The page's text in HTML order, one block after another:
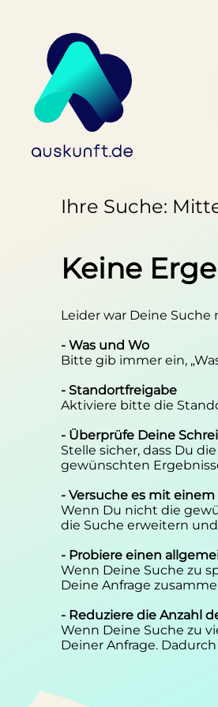
Ihre Suche:
Keine
Leider war Deine
- Was und Wo
Bitte gib immer ein,
- Standortfreigabe
Aktiviere bitte die
- Überprüfe Deine
Stelle sicher, dass Du
gewünschten
- Versuche es mit
Wenn Du nicht die
die Suche erweitern
- Probiere einen
Wenn Deine Suche zu
Deine Anfrage
- Reduziere die Anzahl
Wenn Deine Suche zu
Deiner Anfrage.